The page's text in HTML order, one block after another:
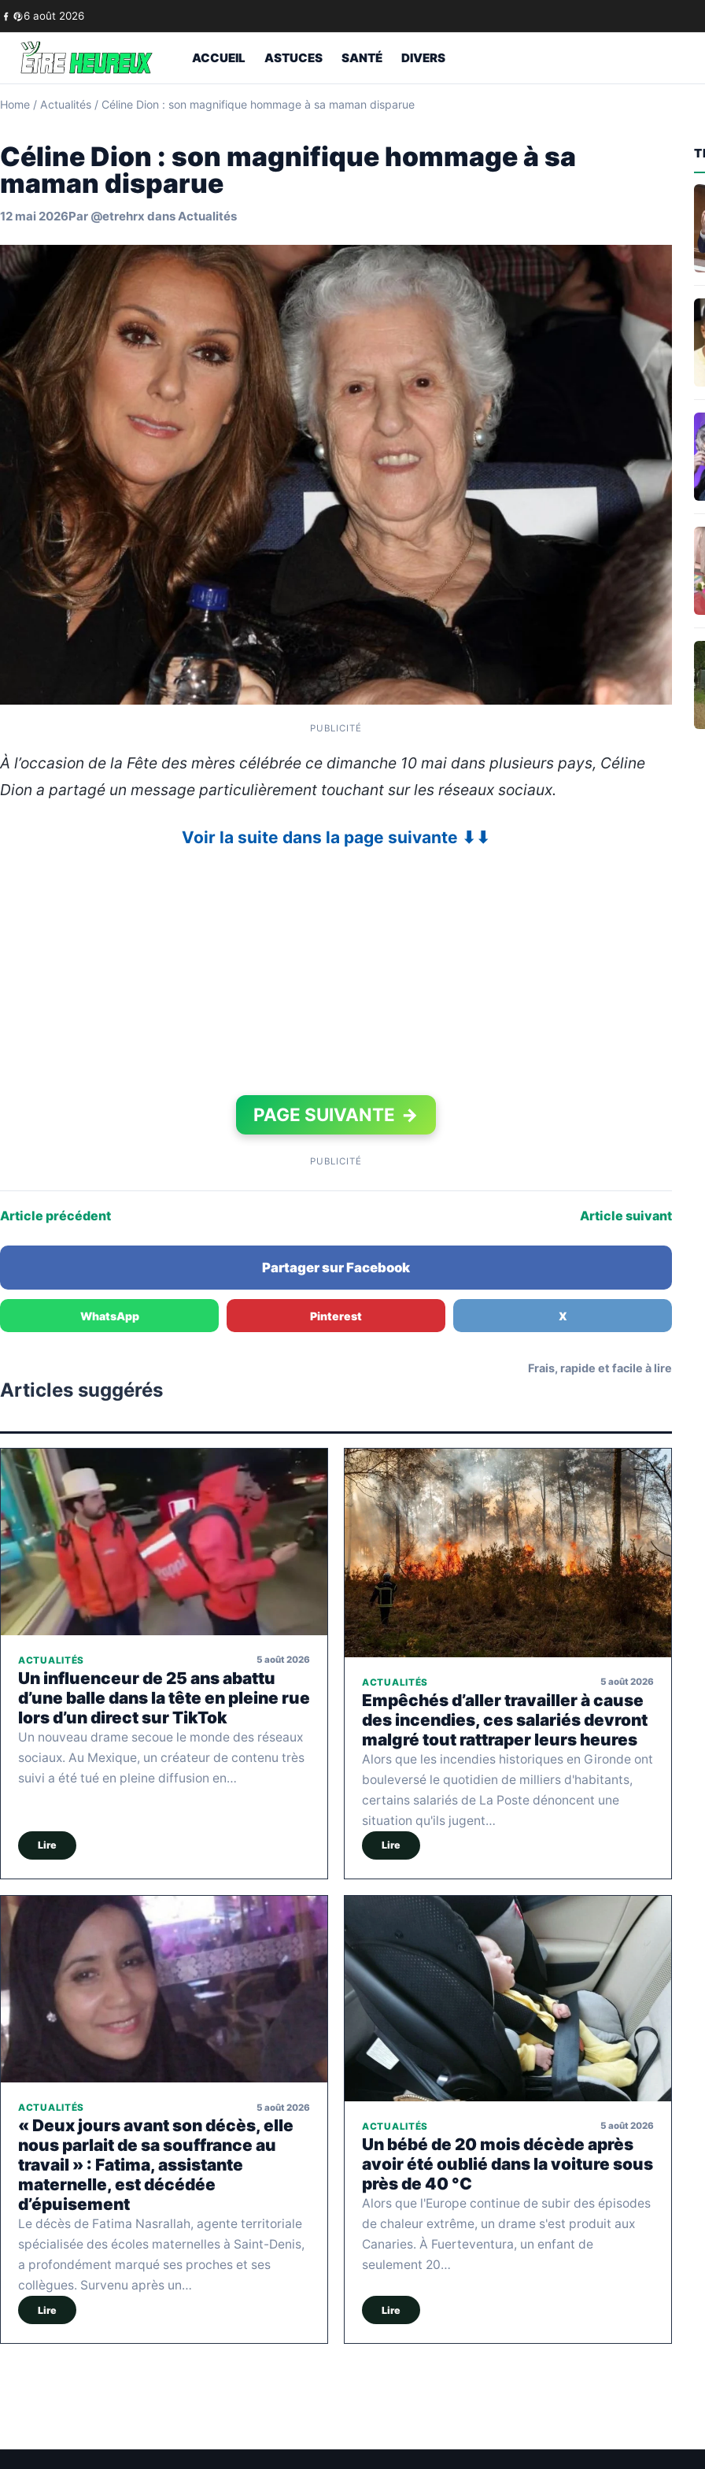
Skip to content
6 août 2026
ACCUEIL ASTUCES SANTÉ DIVERS
Home / Actualités / Céline Dion : son magnifique hommage à sa maman disparue
Céline Dion : son magnifique hommage à sa
maman disparue
12 mai 2026Par @etrehrx dansActualités
PUBLICITÉ
À l’occasion de la Fête des mères célébrée ce dimanche 10 mai dans plusieurs pays, Céline
Dion a partagé un message particulièrement touchant sur les réseaux sociaux.
Voir la suite dans la page suivante ⬇⬇
PAGE SUIVANTE →
PUBLICITÉ
Article précédent Article suivant
Partager sur Facebook
WhatsApp Pinterest X
Articles suggérés
Frais, rapide et facile à lire
ACTUALITÉS 5 août 2026
Un influenceur de 25 ans abattu
d’une balle dans la tête en pleine rue
lors d’un direct sur TikTok
Un nouveau drame secoue le monde des réseaux
sociaux. Au Mexique, un créateur de contenu très
suivi a été tué en pleine diffusion en…
Lire
ACTUALITÉS 5 août 2026
Empêchés d’aller travailler à cause
des incendies, ces salariés devront
malgré tout rattraper leurs heures
Alors que les incendies historiques en Gironde ont
bouleversé le quotidien de milliers d'habitants,
certains salariés de La Poste dénoncent une
situation qu'ils jugent…
Lire
ACTUALITÉS 5 août 2026
« Deux jours avant son décès, elle
nous parlait de sa souffrance au
travail » : Fatima, assistante
maternelle, est décédée
d’épuisement
Le décès de Fatima Nasrallah, agente territoriale
spécialisée des écoles maternelles à Saint-Denis,
a profondément marqué ses proches et ses
collègues. Survenu après un…
Lire
ACTUALITÉS 5 août 2026
Un bébé de 20 mois décède après
avoir été oublié dans la voiture sous
près de 40 °C
Alors que l'Europe continue de subir des épisodes
de chaleur extrême, un drame s'est produit aux
Canaries. À Fuerteventura, un enfant de
seulement 20…
Lire